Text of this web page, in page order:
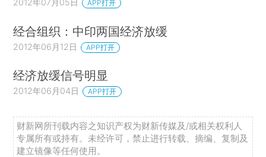
APP打开
经合组织：中印两国经济放缓
2012年06月12日 APP打开
经济放缓信号明显
2012年06月04日 APP打开
财新网所刊载内容之知识产权为财新传媒及/或相关权利人
专属所有或持有。未经许可，禁止进行转载、摘编、复制及
建立镜像等任何使用。